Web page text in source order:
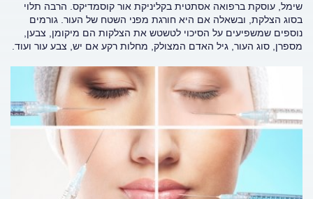
שימל, עוסקת ברפואה אסתטית בקליניקת אור קוסמדיקס. הרבה תלוי
בסוג הצלקת, ובשאלה אם היא חורגת מפני השטח של העור. גורמים
נוספים שמשפיעים על הסיכוי לטשטש את הצלקות הם מיקומן, צבען,
מספרן, סוג העור, גיל האדם המצולק, מחלות רקע אם יש, צבע עור ועוד.